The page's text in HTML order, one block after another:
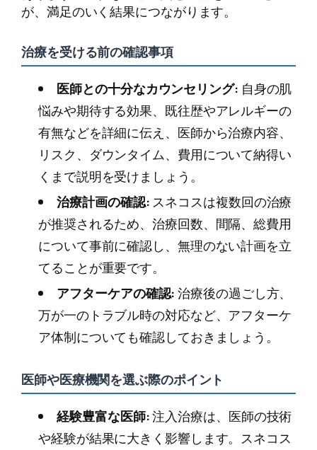
が、満足のいく結果につながります。
治療を受ける前の確認事項
医師との十分なカウンセリング: 自身の肌
悩みや期待する効果、既往歴やアレルギーの
有無などを詳細に伝え、医師から治療内容、
リスク、ダウンタイム、費用について納得い
くまで説明を受けましょう。
治療計画の確認:スネコスは複数回の治療
が推奨されるため、治療回数、間隔、総費用
について事前に確認し、無理のない計画を立
てることが重要です。
アフターケアの確認:治療後の過ごし方、
万が一のトラブル時の対応など、アフターケ
ア体制についても確認しておきましょう。
医師や医療機関を選ぶ際のポイント
経験豊富な医師:注入治療は、医師の技術
や経験が結果に大きく影響します。スネコス